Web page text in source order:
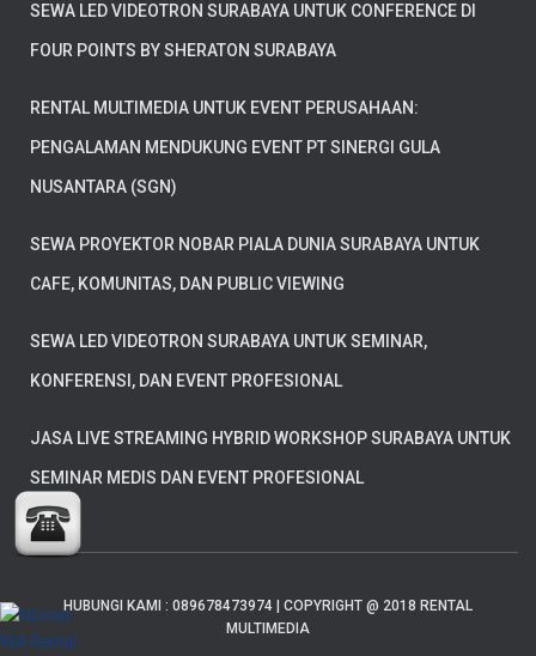
SEWA LED VIDEOTRON SURABAYA UNTUK CONFERENCE DI
FOUR POINTS BY SHERATON SURABAYA
RENTAL MULTIMEDIA UNTUK EVENT PERUSAHAAN:
PENGALAMAN MENDUKUNG EVENT PT SINERGI GULA
NUSANTARA (SGN)
SEWA PROYEKTOR NOBAR PIALA DUNIA SURABAYA UNTUK
CAFE, KOMUNITAS, DAN PUBLIC VIEWING
SEWA LED VIDEOTRON SURABAYA UNTUK SEMINAR,
KONFERENSI, DAN EVENT PROFESIONAL
JASA LIVE STREAMING HYBRID WORKSHOP SURABAYA UNTUK
SEMINAR MEDIS DAN EVENT PROFESIONAL
HUBUNGI KAMI : 089678473974 | COPYRIGHT @ 2018 RENTAL
MULTIMEDIA